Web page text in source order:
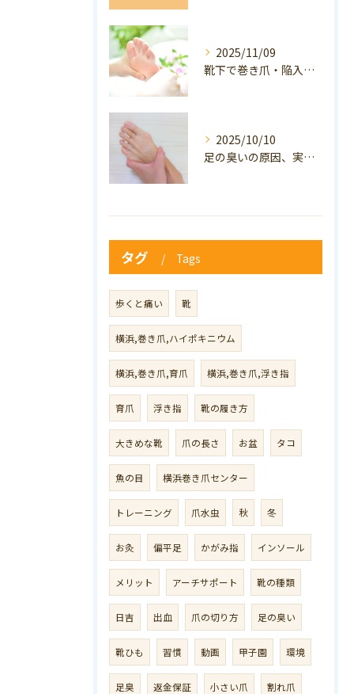
2025/11/09
靴下で巻き爪・陥入爪の予防はできる？おすすめの靴下を紹介！
2025/10/10
足の臭いの原因、実は巻き爪かも？ニオイ対策と予防のポイントも解説！
タグ Tags
歩くと痛い 靴
横浜,巻き爪,ハイポキニウム
横浜,巻き爪,育爪 横浜,巻き爪,浮き指
育爪 浮き指 靴の履き方
大きめな靴 爪の長さ お盆 タコ
魚の目 横浜巻き爪センター
トレーニング 爪水虫 秋 冬
お灸 偏平足 かがみ指 インソール
メリット アーチサポート 靴の種類
日吉 出血 爪の切り方 足の臭い
靴ひも 習慣 動画 甲子園 環境
足臭 返金保証 小さい爪 割れ爪